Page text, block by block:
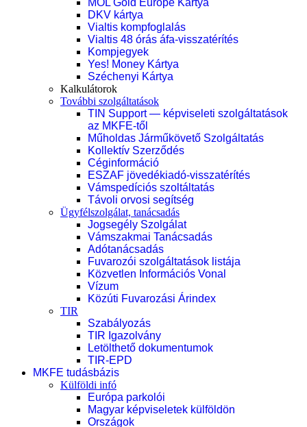
MOL Gold Europe Kártya
DKV kártya
Vialtis kompfoglalás
Vialtis 48 órás áfa-visszatérítés
Kompjegyek
Yes! Money Kártya
Széchenyi Kártya
Kalkulátorok
További szolgáltatások
TIN Support — képviseleti szolgáltatások
az MKFE-től
Műholdas Járműkövető Szolgáltatás
Kollektív Szerződés
Céginformáció
ESZAF jövedékiadó-visszatérítés
Vámspedíciós szoltáltatás
Távoli orvosi segítség
Ügyfélszolgálat, tanácsadás
Jogsegély Szolgálat
Vámszakmai Tanácsadás
Adótanácsadás
Fuvarozói szolgáltatások listája
Közvetlen Információs Vonal
Vízum
Közúti Fuvarozási Árindex
TIR
Szabályozás
TIR Igazolvány
Letölthető dokumentumok
TIR-EPD
MKFE tudásbázis
Külföldi infó
Európa parkolói
Magyar képviseletek külföldön
Országok